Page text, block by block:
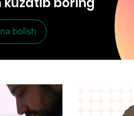
bo`lish